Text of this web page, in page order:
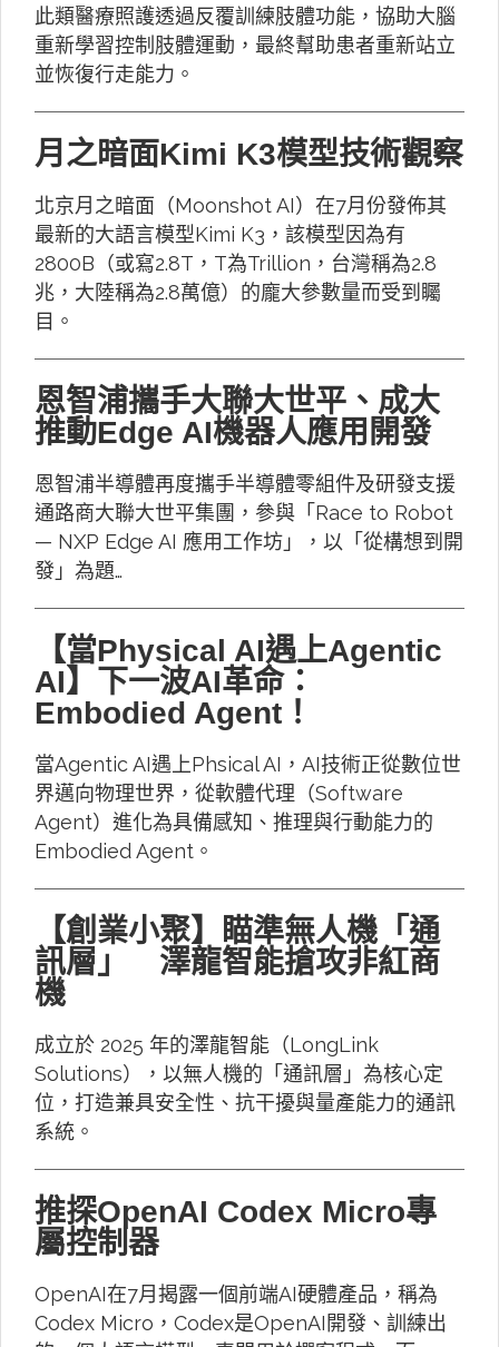
此類醫療照護透過反覆訓練肢體功能，協助大腦
重新學習控制肢體運動，最終幫助患者重新站立
並恢復行走能力。
月之暗面Kimi K3模型技術觀察
北京月之暗面（Moonshot AI）在7月份發佈其
最新的大語言模型Kimi K3，該模型因為有
2800B（或寫2.8T，T為Trillion，台灣稱為2.8
兆，大陸稱為2.8萬億）的龐大參數量而受到矚
目。
恩智浦攜手大聯大世平、成大
推動Edge AI機器人應用開發
恩智浦半導體再度攜手半導體零組件及研發支援
通路商大聯大世平集團，參與「Race to Robot
— NXP Edge AI 應用工作坊」，以「從構想到開
發」為題…
【當Physical AI遇上Agentic
AI】下一波AI革命：
Embodied Agent！
當Agentic AI遇上Phsical AI，AI技術正從數位世
界邁向物理世界，從軟體代理（Software
Agent）進化為具備感知、推理與行動能力的
Embodied Agent。
【創業小聚】瞄準無人機「通
訊層」 澤龍智能搶攻非紅商
機
成立於 2025 年的澤龍智能（LongLink
Solutions），以無人機的「通訊層」為核心定
位，打造兼具安全性、抗干擾與量產能力的通訊
系統。
推探OpenAI Codex Micro專
屬控制器
OpenAI在7月揭露一個前端AI硬體產品，稱為
Codex Micro，Codex是OpenAI開發、訓練出